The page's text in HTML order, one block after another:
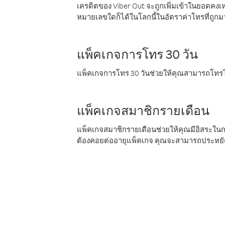
เครดิตของ Viber Out จะถูกเพิ่มเข้าในยอดค
หมายเลขใดก็ได้ในโลกนี้ในอัตราค่าโทรที่ถูกม
แพ็คเกจการโทร 30 วัน
แพ็คเกจการโทร 30 วันช่วยให้คุณสามารถโท
แพ็คเกจสมาชิกรายเดือน
แพ็คเกจสมาชิกรายเดือนช่วยให้คุณมีอิสระใ
ต้องคอยต่ออายุแพ็คเกจ คุณจะสามารถประ